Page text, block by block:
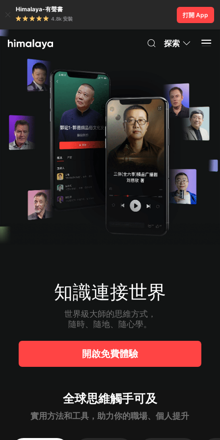
Himalaya-有聲書
4.8k 安裝
打開 App
探索
知識連接世界
世界級大師的思維方式，
隨時、隨地、隨心學。
開啟免費體驗
全球思維觸手可及
實用方法和工具，助力你的職場、個人提升